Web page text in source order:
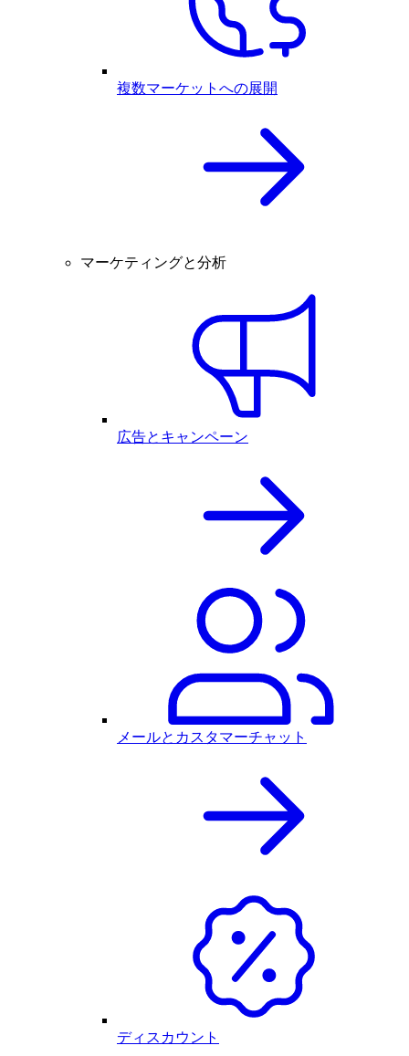
複数マーケットへの展開
マーケティングと分析
広告とキャンペーン
メールとカスタマーチャット
ディスカウント